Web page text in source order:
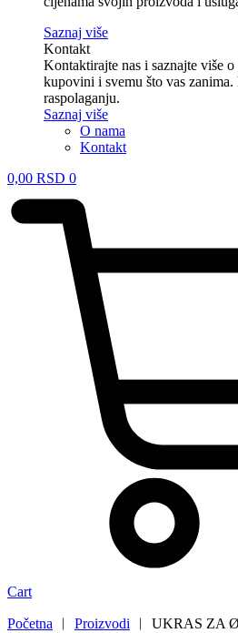
Saznaj više
Kontakt
Kontaktirajte nas i saznajte više
kupovini i svemu što vas
raspolaganju.
Saznaj više
O nama
Kontakt
0,00 RSD 0
Cart
Početna ︱ Proizvodi ︱ UKRAS ZA